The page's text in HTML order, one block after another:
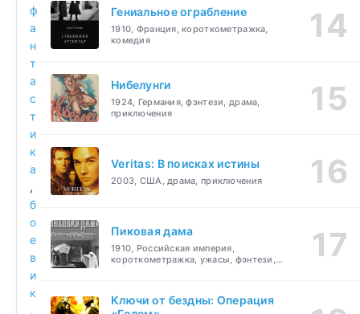
ф
а
н
т
а
с
т
и
к
а
,
б
о
е
в
и
к
,
Гениальное ограбление
1910, Франция, короткометражка,
комедия
Нибелунги
1924, Германия, фэнтези, драма,
приключения
Veritas: В поисках истины
2003, США, драма, приключения
Пиковая дама
1910, Российская империя,
короткометражка, ужасы, фэнтези,
Ключи от бездны: Операция